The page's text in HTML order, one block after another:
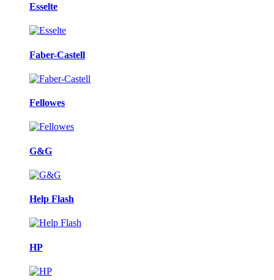
Esselte
Faber-Castell
Fellowes
G&G
Help Flash
HP